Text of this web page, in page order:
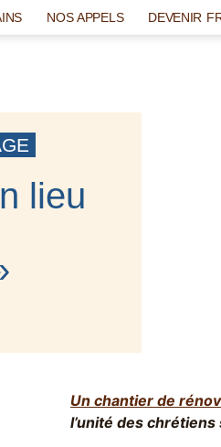
NOS APPELS DEVENIR
lieu
Un chantier de
l’unité des